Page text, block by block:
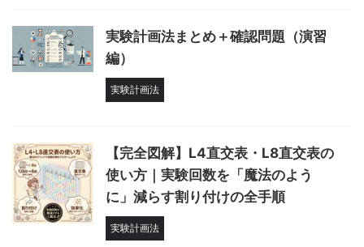
実験計画法まとめ＋確認問題（演習
編）
実験計画法
【完全図解】L4直交表・L8直交表の
使い方｜実験回数を「魔法のよう
に」減らす割り付けの全手順
実験計画法